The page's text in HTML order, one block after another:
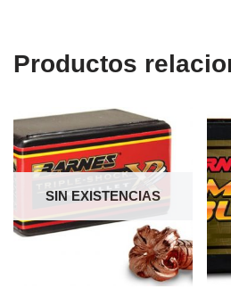
Productos
SIN EXISTENCIAS